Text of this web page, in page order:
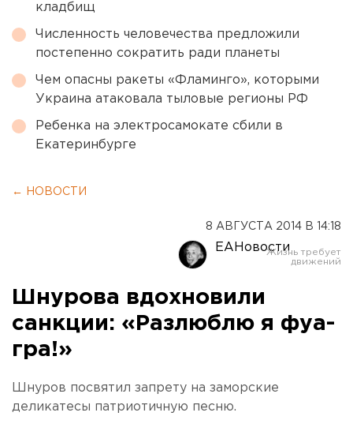
кладбищ
Численность человечества предложили
постепенно сократить ради планеты
Чем опасны ракеты «Фламинго», которыми
Украина атаковала тыловые регионы РФ
Ребенка на электросамокате сбили в
Екатеринбурге
← НОВОСТИ
8 АВГУСТА 2014 В 14:18
ЕАНовости
Шнурова вдохновили
санкции: «Разлюблю я фуа-
гра!»
Шнуров посвятил запрету на заморские
деликатесы патриотичную песню.